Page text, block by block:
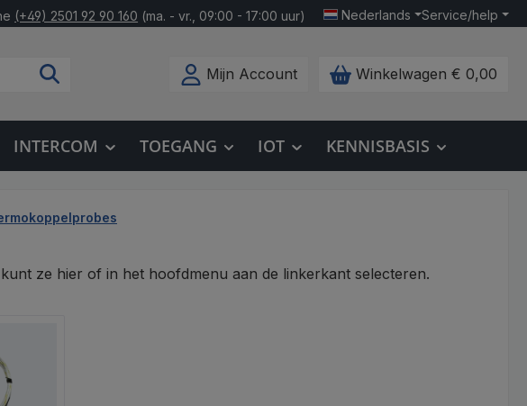
(+49) 2501 92 90 160 (ma. - vr., 09:00 - 17:00 uur) Nederlands Service/help
Mijn Account Winkelwagen € 0,00
INTERCOM TOEGANG IOT KENNISBASIS
ze hier of in het hoofdmenu aan de linkerkant selecteren.